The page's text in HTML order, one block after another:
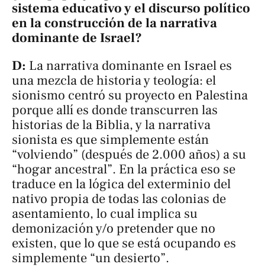
sistema educativo y el discurso político
en la construcción de la narrativa
dominante de Israel?
D: La narrativa dominante en Israel es
una mezcla de historia y teología: el
sionismo centró su proyecto en Palestina
porque allí es donde transcurren las
historias de la Biblia, y la narrativa
sionista es que simplemente están
“volviendo” (después de 2.000 años) a su
“hogar ancestral”. En la práctica eso se
traduce en la lógica del exterminio del
nativo propia de todas las colonias de
asentamiento, lo cual implica su
demonización y/o pretender que no
existen, que lo que se está ocupando es
simplemente “un desierto”.